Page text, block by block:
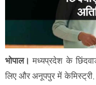
भोपाल।मध्यप्रदेश के
लिए और अनूपपुर में